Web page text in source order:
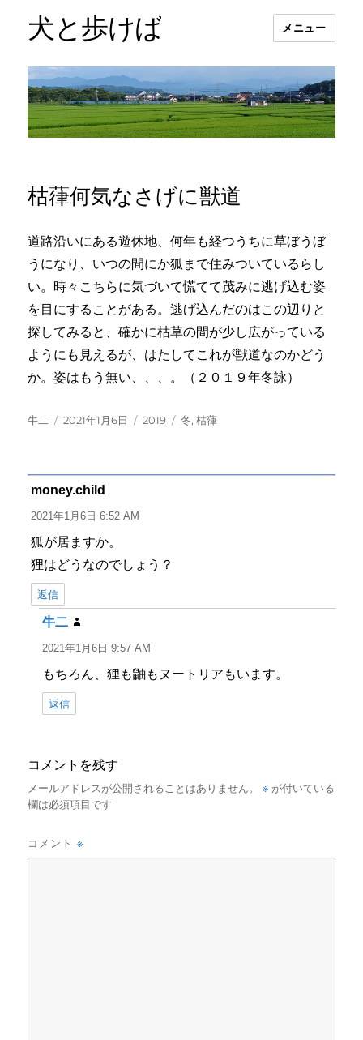
犬と歩けば メニュー
枯葎何気なさげに獣道
道路沿いにある遊休地、何年も経つうちに草ぼうぼ
うになり、いつの間にか狐まで住みついているらし
い。時々こちらに気づいて慌てて茂みに逃げ込む姿
を目にすることがある。逃げ込んだのはこの辺りと
探してみると、確かに枯草の間が少し広がっている
ようにも見えるが、はたしてこれが獣道なのかどう
か。姿はもう無い、、、。（２０１９年冬詠）
投
牛二
投
2021年1月6日
カ
2019
タ
冬,枯葎
money.child
り:
2021年1月6日 6:52 AM
狐が居ますか。
狸はどうなのでしょう？
返信
牛二
り:
2021年1月6日 9:57 AM
もちろん、狸も鼬もヌートリアもいます。
返信
コメントを残す
メールアドレスが公開されることはありません。 ※ が付いている
欄は必須項目です
コメント※